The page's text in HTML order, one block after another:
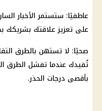
عاطفيًا: ستستمر الأخبار
على تعزيز علاقتك
صحيًا: لا تستهن بالطرق
تُفيدك عندما تفشل الطرق
بأقصى درجات الحذر.